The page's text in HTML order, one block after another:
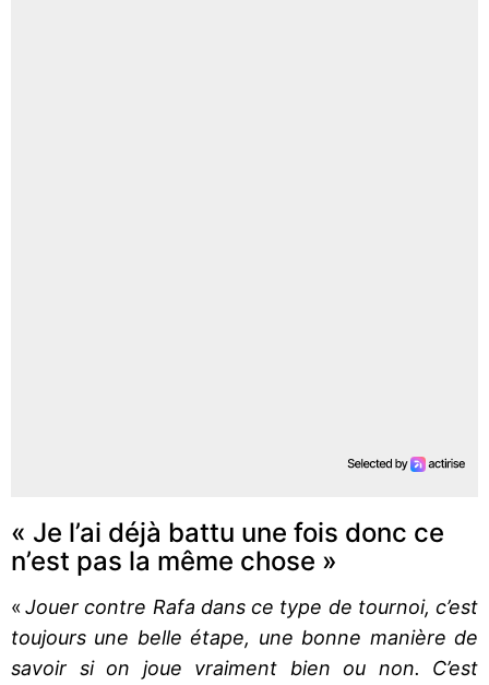
« Je l’ai déjà battu une fois donc ce
n’est pas la même chose »
«Jouer contre Rafa dans ce type de tournoi, c’est
toujours une belle étape, une bonne manière de
savoir si on joue vraiment bien ou non. C’est